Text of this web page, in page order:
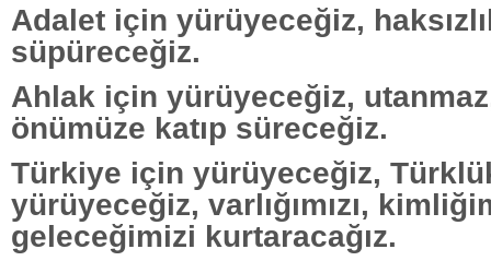
Adalet için yürüyeceğiz,
süpüreceğiz.
Ahlak için yürüyeceğiz,
önümüze katıp süreceğiz.
Türkiye için yürüyeceğiz,
yürüyeceğiz, varlığımızı,
geleceğimizi kurtaracağız.